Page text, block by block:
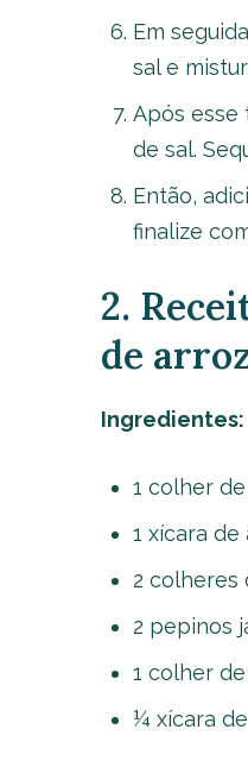
Em
sal e
Após esse
de sal.
Então,
finalize
2.
de
Ingredientes:
1 colher
1 xícara de
2 colheres
2 pepinos
1 colher
¼ xícara